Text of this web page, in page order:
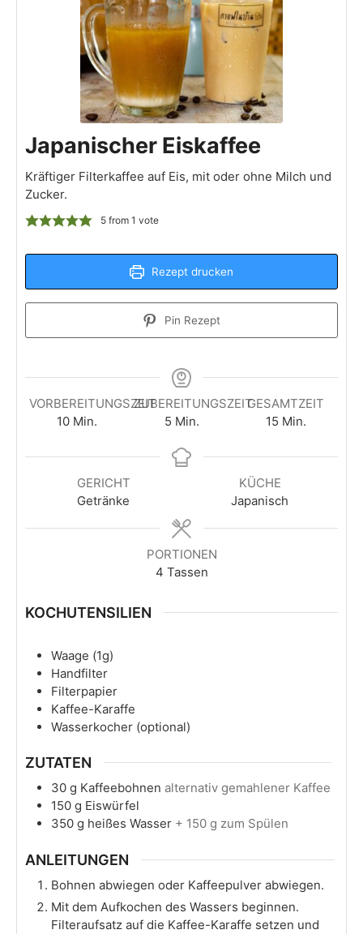
Japanischer Eiskaffee
Kräftiger Filterkaffee auf Eis, mit oder ohne Milch und
Zucker.
5from 1 vote
Rezept drucken
Pin Rezept
VORBEREITUNGSZEIT
10Minuten
Min.
ZUBEREITUNGSZEIT
5Minuten
Min.
GESAMTZEIT
15Minuten
Min.
GERICHT
Getränke
KÜCHE
Japanisch
PORTIONEN
4 Tassen
KOCHUTENSILIEN
Waage (1g)
Handfilter
Filterpapier
Kaffee-Karaffe
Wasserkocher (optional)
ZUTATEN
30 g Kaffeebohnen alternativ gemahlener Kaffee
150 g Eiswürfel
350 g heißes Wasser + 150 g zum Spülen
ANLEITUNGEN
Bohnen abwiegen oder Kaffeepulver abwiegen.
Mit dem Aufkochen des Wassers beginnen.
Filteraufsatz auf die Kaffee-Karaffe setzen und